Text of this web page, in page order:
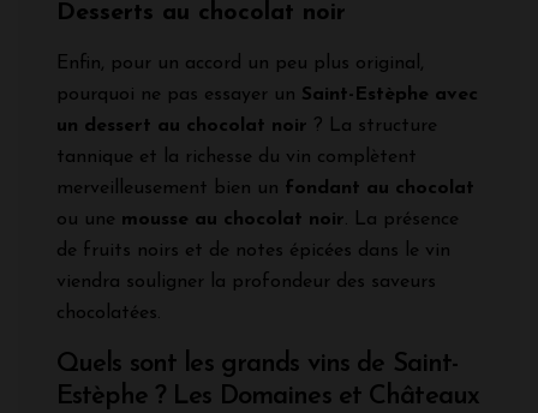
Desserts au chocolat noir
Enfin, pour un accord un peu plus original,
pourquoi ne pas essayer un Saint-Estèphe avec
un dessert au chocolat noir ? La structure
tannique et la richesse du vin complètent
merveilleusement bien un fondant au chocolat
ou une mousse au chocolat noir. La présence
de fruits noirs et de notes épicées dans le vin
viendra souligner la profondeur des saveurs
chocolatées.
Quels sont les grands vins de Saint-
Estèphe ? Les Domaines et Châteaux